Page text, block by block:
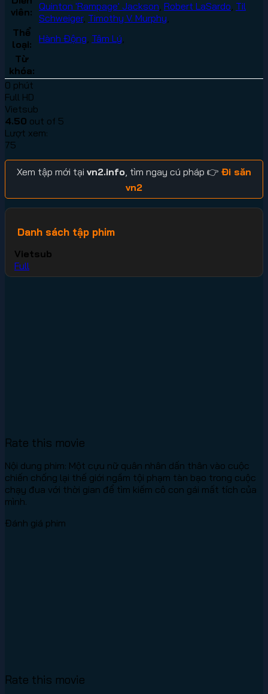
viên: Quinton 'Rampage' Jackson Robert LaSardo Til
Schweiger, Timothy V. Murphy
Thể
loại:
Hành Động Tâm Lý
Từ
khóa:
0 phút
Full HD
Vietsub
4.50 out of 5
Lượt xem:
75
Xem tập mới tại vn2.info , tìm ngay cú pháp 👉 Đi săn
vn2
Danh sách tập phim
Vietsub
Full
Rate this movie
Nội dung phim: Một cựu nữ quân nhân dấn thân vào cuộc
chiến chống lại thế giới ngầm tội phạm tàn bạo trong cuộc
chạy đua với thời gian để tìm kiếm cô con gái mất tích của
mình.
Đánh giá phim
Rate this movie